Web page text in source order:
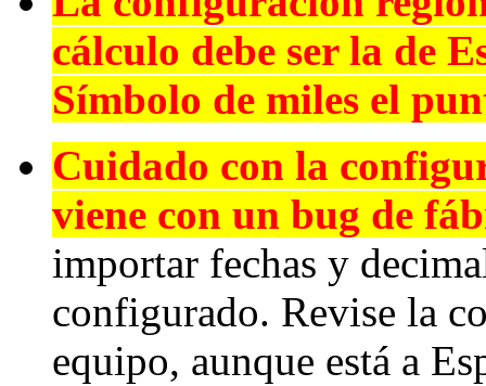
cálculo debe ser la de
Símbolo de miles el
Cuidado con la
viene con un bug de
importar fechas y
configurado. Revise la
equipo, aunque está a